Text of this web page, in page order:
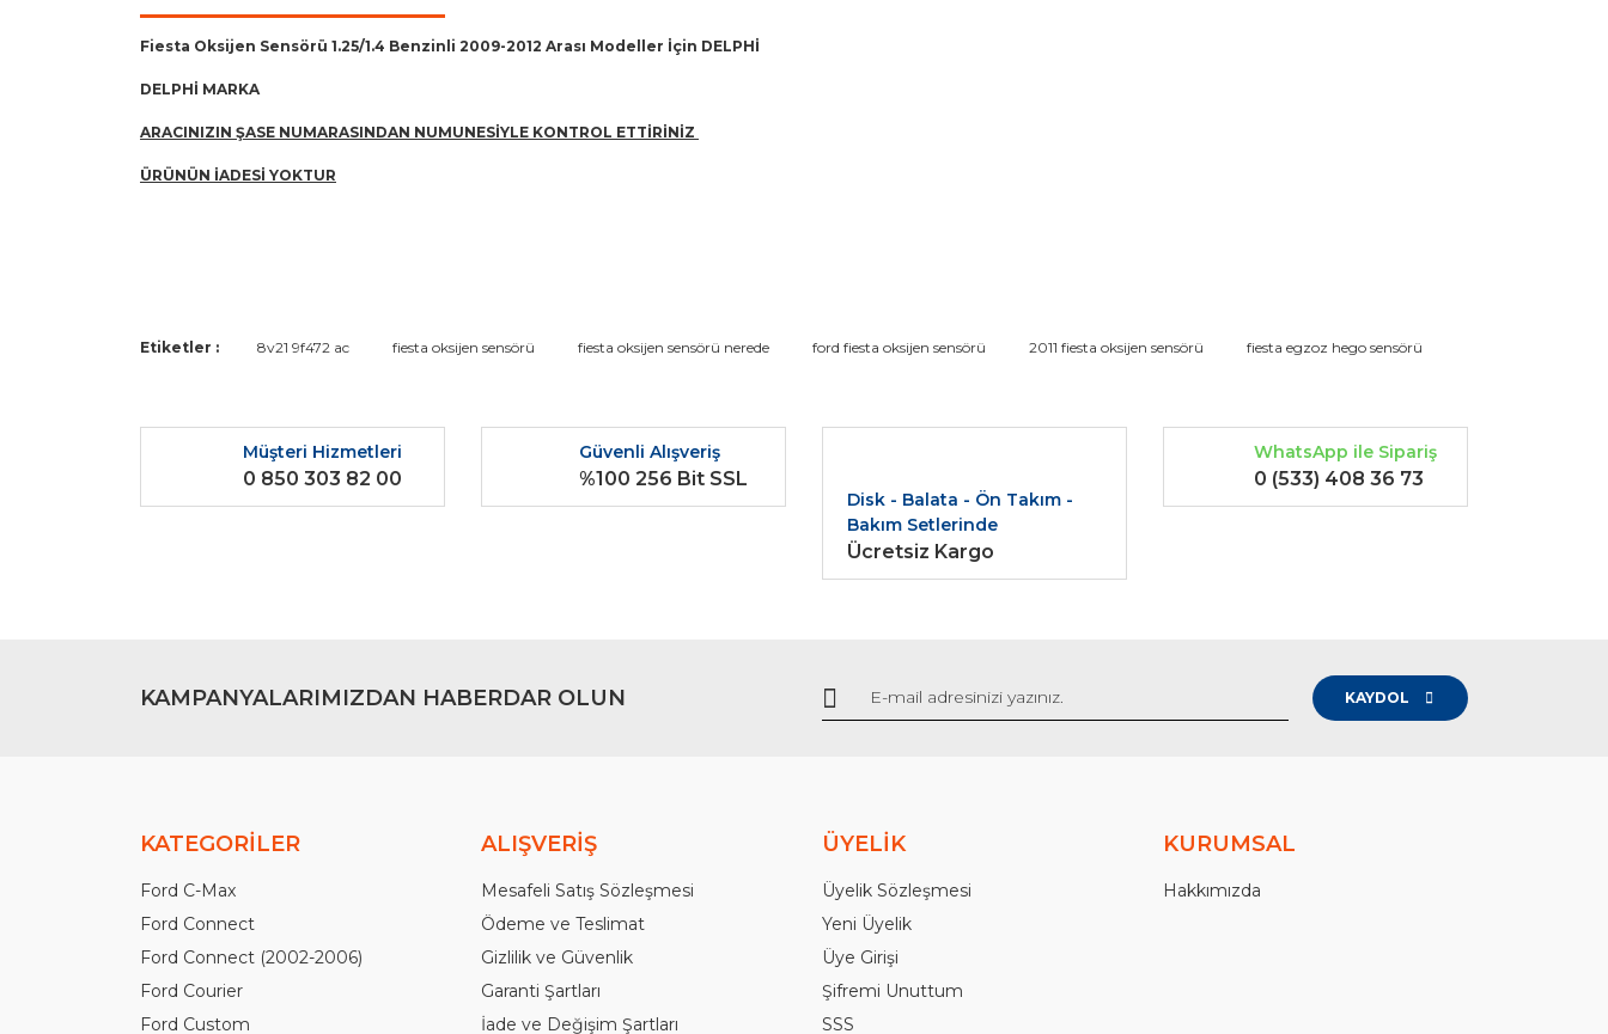
Fiesta Oksijen Sensörü 1.25/1.4 Benzinli 2009-2012 Arası Modeller İçin DELPHİ
DELPHİ MARKA
ARACINIZIN ŞASE NUMARASINDAN NUMUNESİYLE KONTROL ETTİRİNİZ
ÜRÜNÜN İADESİ YOKTUR
Bu ürünün fiyat bilgisi, resim, ürün açıklamalarında ve diğer konularda yetersiz gördüğünüz noktaları öneri formunu kullanarak tarafımıza iletebilirsiniz.
Ürün resmi kalitesiz, bozuk veya görüntülenemiyor.
Ürün açıklamasında eksik bilgiler bulunuyor.
Gönder
Etiketler : 8v21 9f472 ac fiesta oksijen sensörü fiesta oksijen sensörü nerede ford fiesta oksijen sensörü 2011 fiesta oksijen sensörü fiesta egzoz hego sensörü
Müşteri Hizmetleri
0 850 303 82 00
Güvenli Alışveriş
%100 256 Bit SSL
Disk - Balata - Ön Takım -
Bakım Setlerinde
Ücretsiz Kargo
WhatsApp ile Sipariş
0 (533) 408 36 73
KAMPANYALARIMIZDAN HABERDAR OLUN KAYDOL
KATEGORİLER
Ford C-Max
Ford Connect
Ford Connect (2002-2006)
Ford Courier
Ford Custom
ALIŞVERİŞ
Mesafeli Satış Sözleşmesi
Ödeme ve Teslimat
Gizlilik ve Güvenlik
Garanti Şartları
İade ve Değişim Şartları
ÜYELİK
Üyelik Sözleşmesi
Yeni Üyelik
Üye Girişi
Şifremi Unuttum
SSS
KURUMSAL
Hakkımızda